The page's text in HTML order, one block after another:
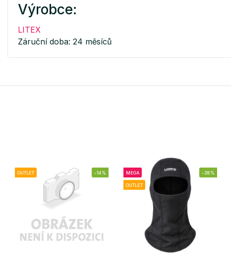
Výrobce:
LITEX
Záruční doba: 24 měsíců
OUTLET -14% MEGA
OUTLET
-28%